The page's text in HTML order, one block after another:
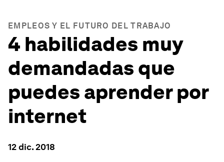
EMPLEOS Y EL FUTURO DEL TRABAJO
4 habilidades muy
demandadas que
puedes aprender por
internet
12 dic. 2018